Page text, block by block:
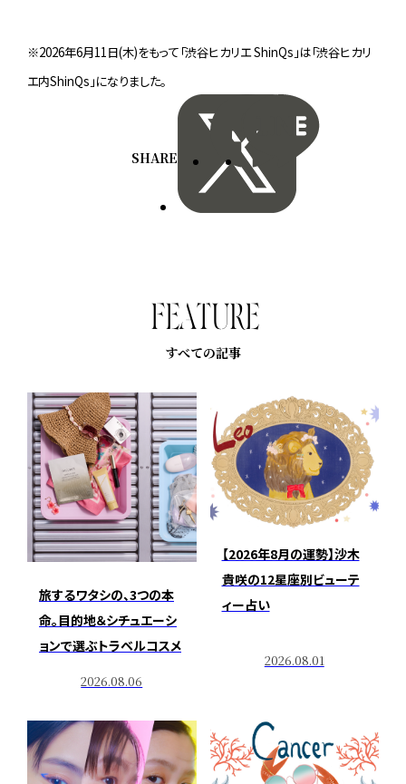
※2026年6月11日(木)をもって「渋谷ヒカリエ ShinQs」は「渋谷ヒカリ
エ内ShinQs」になりました。
SHARE
FEAT URE
すべての記事
旅するワタシの、3つの本
命。目的地＆シチュエーシ
ョンで選ぶトラベルコスメ
2026.08.06
【2026年8月の運勢】沙木
貴咲の12星座別ビューテ
ィー占い
2026.08.01